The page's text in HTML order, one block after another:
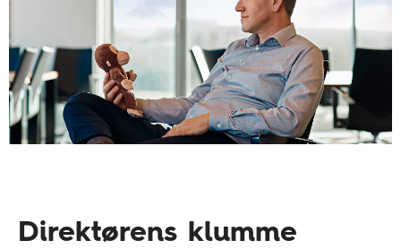
Direktørens klumme